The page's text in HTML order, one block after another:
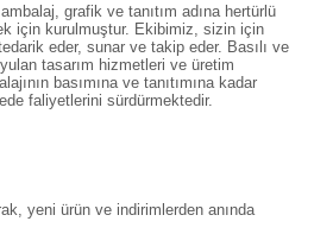
grafik ve tanıtım adına hertürlü
için kurulmuştur. Ekibimiz, sizin için
eder, sunar ve takip eder. Basılı ve
tasarım hizmetleri ve üretim
basımına ve tanıtımına kadar
faliyetlerini sürdürmektedir.
yeni ürün ve indirimlerden anında